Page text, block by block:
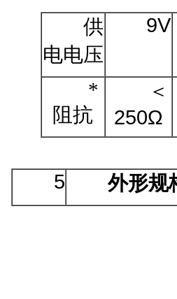
供
电电压
9V
*
阻抗
＜
250Ω
5 外形规